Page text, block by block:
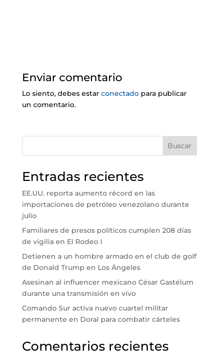
Enviar comentario
Lo siento, debes estar conectadopara publicar
un comentario.
Buscar
Entradas recientes
EE.UU. reporta aumento récord en las
importaciones de petróleo venezolano durante
julio
Familiares de presos políticos cumplen 208 días
de vigilia en El Rodeo I
Detienen a un hombre armado en el club de golf
de Donald Trump en Los Ángeles
Asesinan al influencer mexicano César Gastélum
durante una transmisión en vivo
Comando Sur activa nuevo cuartel militar
permanente en Doral para combatir cárteles
Comentarios recientes